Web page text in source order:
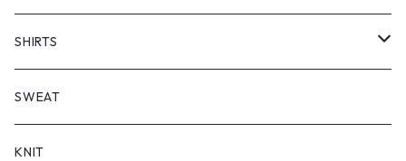
SHORT SLEEVE
LONG SLEEVE
SHIRTS
SHORT SLEEVE
LONG SLEEVE
SWEAT
KNIT